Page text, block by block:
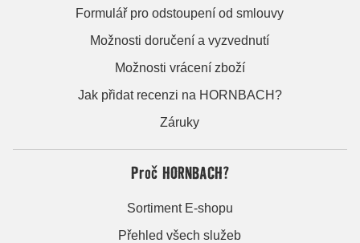
Formulář pro odstoupení od smlouvy
Možnosti doručení a vyzvednutí
Možnosti vrácení zboží
Jak přidat recenzi na HORNBACH?
Záruky
Proč HORNBACH?
Sortiment E-shopu
Přehled všech služeb